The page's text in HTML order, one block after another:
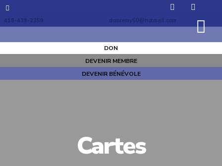
418-439-2359 domremy60@hotmail.com
DON
DEVENIR MEMBRE
DEVENIR BÉNÉVOLE
Cartes